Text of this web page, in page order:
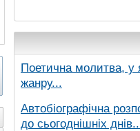
Поетична молитва, у
жанру...
Автобіографічна
до сьогоднішніх